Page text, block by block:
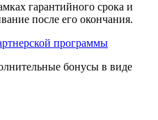
гарантийного срока и
после его окончания.
программы
бонусы в виде